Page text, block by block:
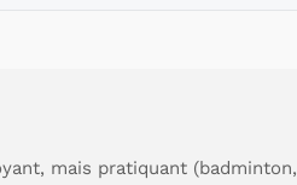
mais pratiquant (badminton,